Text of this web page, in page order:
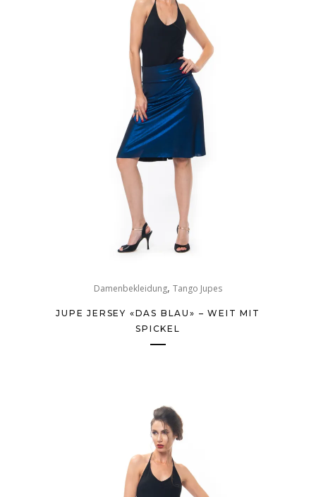
Damenbekleidung, Tango Jupes
JUPE JERSEY «DAS BLAU» – WEIT MIT
SPICKEL